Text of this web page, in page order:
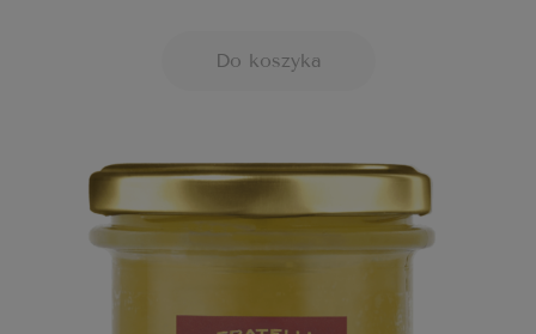
Do koszyka